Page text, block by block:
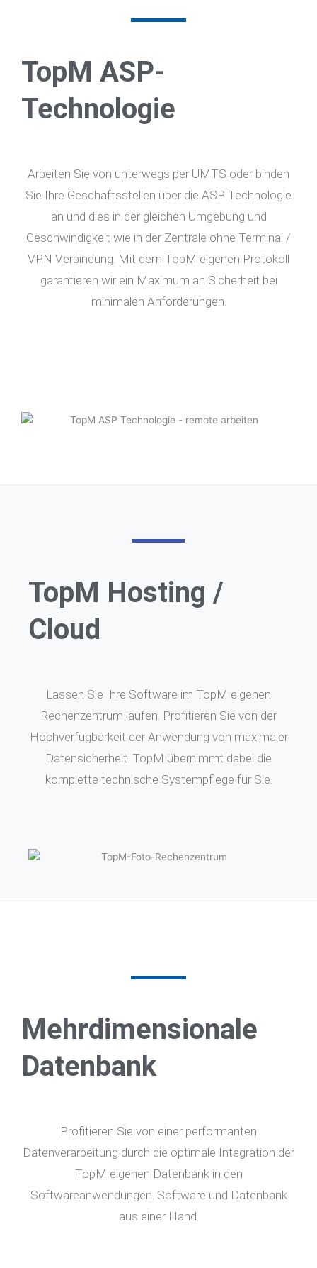
TopM ASP-
Technologie
Arbeiten Sie von unterwegs per UMTS oder binden
Sie Ihre Geschäftsstellen über die ASP Technologie
an und dies in der gleichen Umgebung und
Geschwindigkeit wie in der Zentrale ohne Terminal /
VPN Verbindung. Mit dem TopM eigenen Protokoll
garantieren wir ein Maximum an Sicherheit bei
minimalen Anforderungen.
TopM Hosting /
Cloud
Lassen Sie Ihre Software im TopM eigenen
Rechenzentrum laufen. Profitieren Sie von der
Hochverfügbarkeit der Anwendung von maximaler
Datensicherheit. TopM übernimmt dabei die
komplette technische Systempflege für Sie.
Mehrdimensionale
Datenbank
Profitieren Sie von einer performanten
Datenverarbeitung durch die optimale Integration der
TopM eigenen Datenbank in den
Softwareanwendungen. Software und Datenbank
aus einer Hand.